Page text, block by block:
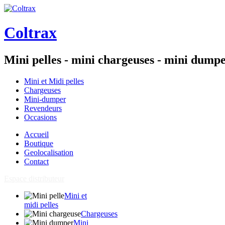
Coltrax
Mini pelles - mini chargeuses - mini
Mini et Midi pelles
Chargeuses
Mini-dumper
Revendeurs
Occasions
Accueil
Boutique
Geolocalisation
Contact
Mini et
midi pelles
Chargeuses
Mini